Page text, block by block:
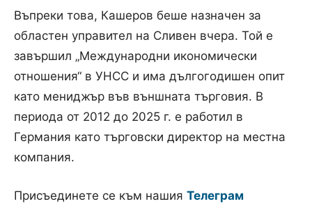
Въпреки това, Кашеров беше назначен за
областен управител на Сливен вчера. Той е
завършил „Международни икономически
отношения“ в УНСС и има дългогодишен опит
като мениджър във външната търговия. В
периода от 2012 до 2025 г. е работил в
Германия като търговски директор на местна
компания.
Присъединете се към нашия Телеграм